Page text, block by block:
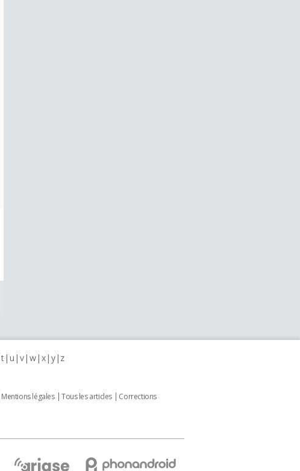
t u v w x y z
Mentions légales Tous les articles
Corrections